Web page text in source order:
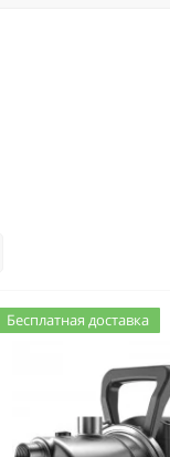
Бесплатная доставка